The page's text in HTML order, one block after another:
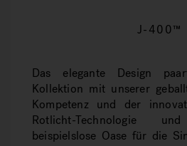
J-400™
Das elegante Design
Kollektion mit unserer
Kompetenz und der
Rotlicht-Technologie
beispielslose Oase für die